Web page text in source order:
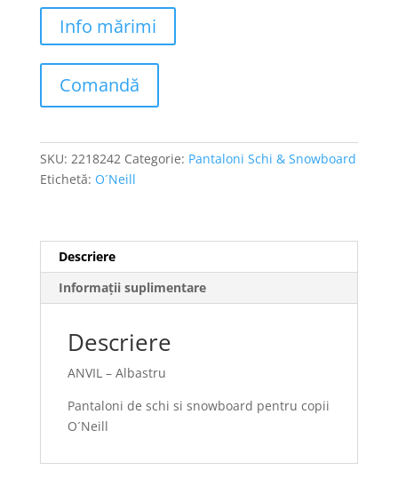
Info mărimi
Comandă
SKU: 2218242 Categorie: Pantaloni Schi & Snowboard
Etichetă: O´Neill
Descriere
Informații suplimentare
Descriere
ANVIL – Albastru
Pantaloni de schi si snowboard pentru copii
O´Neill